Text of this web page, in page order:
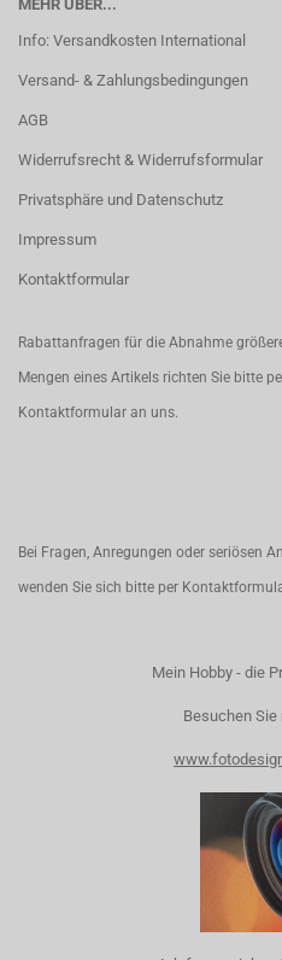
MEHR ÜBER...
Info: Versandkosten International
Versand- & Zahlungsbedingungen
AGB
Widerrufsrecht & Widerrufsformular
Privatsphäre und Datenschutz
Impressum
Kontaktformular
Rabattanfragen für die Abnahme
Mengen eines Artikels richten Sie bitte
Kontaktformular an uns.
Bei Fragen, Anregungen oder seriösen
wenden Sie sich bitte per
Mein Hobby - die
Besuchen Sie